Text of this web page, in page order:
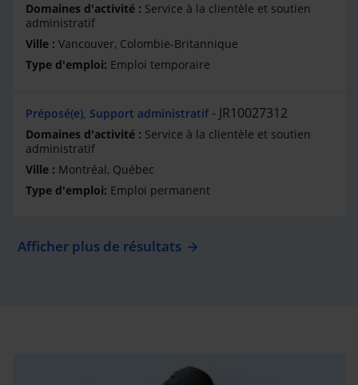
Service à la clientèle et soutien
administratif
Vancouver, Colombie-Britannique
Emploi temporaire
Préposé(e), Support administratif JR10027312
Service à la clientèle et soutien
administratif
Montréal, Québec
Emploi permanent
Afficher plus de résultats